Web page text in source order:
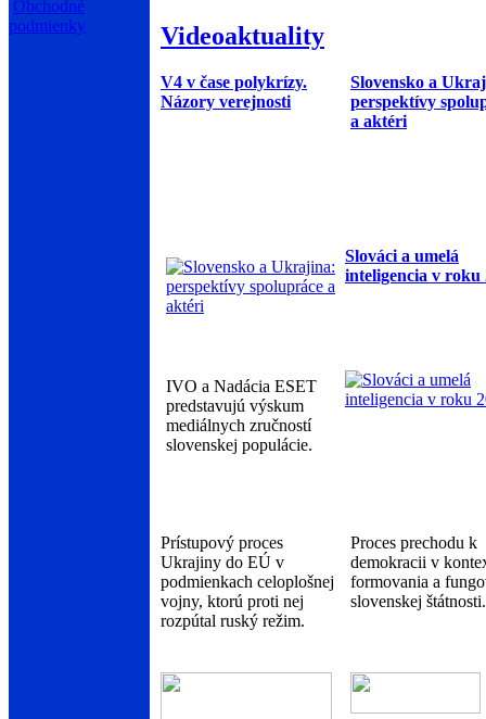
Obchodné
podmienky
Videoaktuality
V4 v čase polykrízy.
Názory verejnosti
Slovensko a
perspektívy
a aktéri
Slováci a umelá
inteligencia v roku
IVO a Nadácia ESET
predstavujú výskum
mediálnych zručností
slovenskej populácie.
Prístupový proces
Ukrajiny do EÚ v
podmienkach celoplošnej
vojny, ktorú proti nej
rozpútal ruský režim.
Proces prechodu k
demokracii v
formovania a
slovenskej štátnosti.